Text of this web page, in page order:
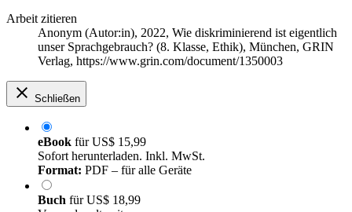
Arbeit zitieren
Anonym (Autor:in), 2022, Wie diskriminierend ist eigentlich
unser Sprachgebrauch? (8. Klasse, Ethik), München, GRIN
Verlag, https://www.grin.com/document/1350003
Schließen
eBook fürUS$ 15,99
Sofort herunterladen. Inkl. MwSt.
Format: PDF – für alle Geräte
Buch fürUS$ 18,99